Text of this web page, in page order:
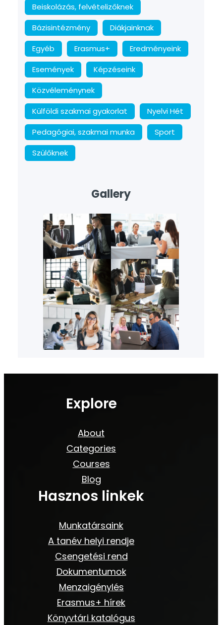
Beiskolázás, felvételizőknek
Bázisintézmény
Diákjainknak
Egyéb
Erasmus+
Eredményeink
Események
Képzéseink
Közvéleménynek
Külföldi szakmai gyakorlat
Nyelvi Hét
Pedagógiai, szakmai munka
Sport
Szülőknek
Gallery
Explore
About
Categories
Courses
Blog
Hasznos linkek
Munkatársaink
A tanév helyi rendje
Csengetési rend
Dokumentumok
Menzaigénylés
Erasmus+ hírek
Könyvtári katalógus